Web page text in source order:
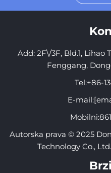
Add: 2F\/3F, Bld.1, Lihao
Fenggang,
Tel:+86-
E-mail:
Mobilni:
Autorska prava © 2025
Technology Co.,